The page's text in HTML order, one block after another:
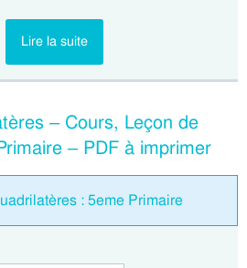
Lire la suite
– Cours, Leçon de
– PDF à imprimer
: 5eme Primaire